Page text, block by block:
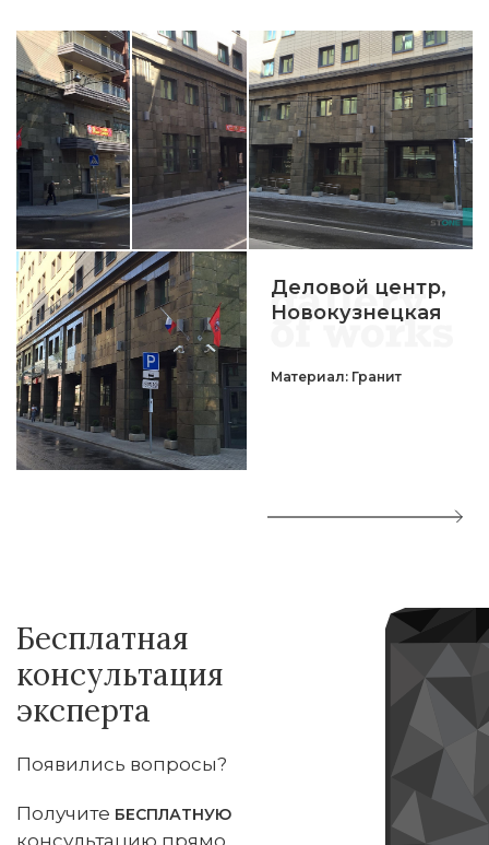
Деловой центр,
Новокузнецкая
Материал: Гранит
Бесплатная
консультация
эксперта
Появились вопросы?
Получите БЕСПЛАТНУЮ
консультацию прямо